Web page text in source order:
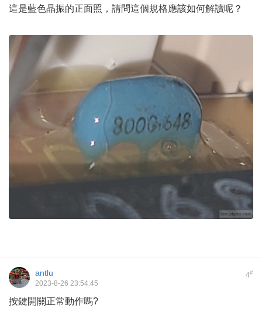
這是藍色晶振的正面照，請問這個規格應該如何解讀呢？
4#
antlu
2023-8-26 23:54:45
按鍵開關正常動作嗎?